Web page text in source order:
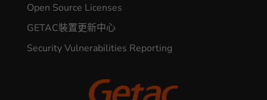
Open Source Licenses
GETAC裝置更新中心
Security Vulnerabilities Reporting